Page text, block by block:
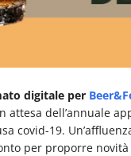
digitale per
dell’annuale
covid-19.
per proporre